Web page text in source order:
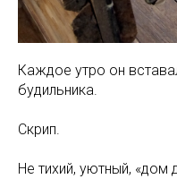
Каждое утро он
будильника.
Скрип.
Не тихий, уютный, «дом